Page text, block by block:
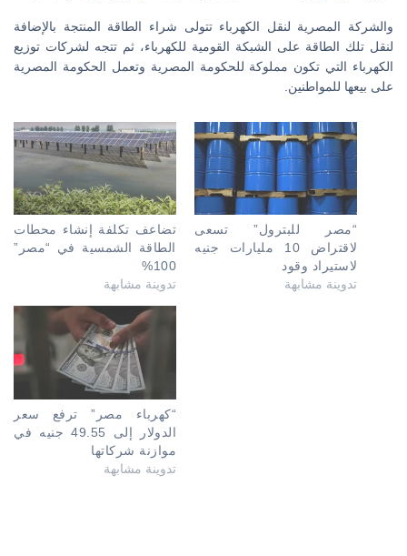
والشركة المصرية لنقل الكهرباء تتولى شراء الطاقة المنتجة بالإضافة
لنقل تلك الطاقة على الشبكة القومية للكهرباء، ثم تتجه لشركات توزيع
الكهرباء التي تكون مملوكة للحكومة المصرية وتعمل الحكومة المصرية
على بيعها للمواطنين.
تضاعف تكلفة إنشاء محطات
الطاقة الشمسية في “مصر”
100%
تدوينة مشابهة
“مصر للبترول” تسعى
لاقتراض 10 مليارات جنيه
لاستيراد وقود
تدوينة مشابهة
“كهرباء مصر” ترفع سعر
الدولار إلى 49.55 جنيه في
موازنة شركاتها
تدوينة مشابهة